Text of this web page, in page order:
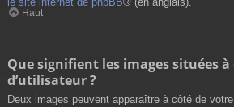
Haut
Que signifient les images situées
d’utilisateur ?
Deux images peuvent apparaître à côté de